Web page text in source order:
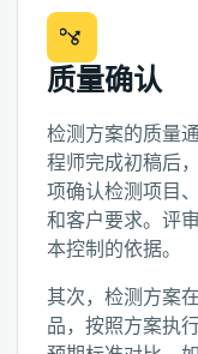
质量确认
检测方案的质量
程师完成初稿后
项确认检测项目
和客户要求。评
本控制的依据。
其次，检测方案
品，按照方案执